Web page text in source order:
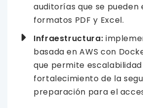
auditorías que se pueden
formatos PDF y Excel.
Infraestructura:
basada en AWS con
que permite
fortalecimiento de la
preparación para el